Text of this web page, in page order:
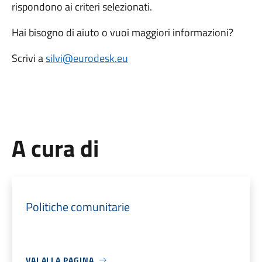
rispondono ai criteri selezionati.
Hai bisogno di aiuto o vuoi maggiori informazioni?
Scrivi asilvi@eurodesk.eu
A cura di
Politiche comunitarie